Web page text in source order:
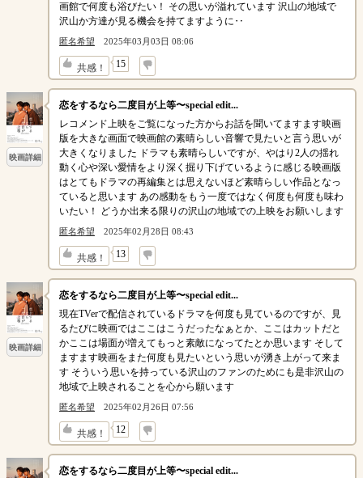
画館で何度も浴びたい！ その思いが溢れています 沢山の地域で
沢山か方達が見る機会を持てますように‥
匿名希望 2025年03月03日 08:06
共感！ 15
↓
映画詳細
恋をするなら二度目が上等〜special edit...
レコメンド上映をご覧になった方からお話を聞いてますます映画
版を大きな画面で映画館の素晴らしい音響で見たいと言う思いが
大きくなりました ドラマも素晴らしいですが、やはり2人の揺れ
動く心や深い愛情をより深く掘り下げているように感じる映画版
はとてもドラマの再編集とは思えないほど素晴らしい作品となっ
ていると思います あの感動をもう一度ではなく何度も何度も味わ
いたい！ どうか出来る限りの沢山の地域での上映をお願いします
匿名希望 2025年02月28日 08:43
共感！ 13
↓
映画詳細
恋をするなら二度目が上等〜special edit...
現在TVerで配信されているドラマを何度も見ているのですが、見
るたびに映画ではここはこうだったなぁとか、ここはカットだと
かここは場面が増えてもっと素敵になってたとか思います そして
ますます映画をまた何度も見たいという思いが湧き上がって来ま
す そういう思いを持っている沢山のファンのためにも是非沢山の
地域で上映されることを心から願います
匿名希望 2025年02月26日 07:56
共感！ 12
↓
恋をするなら二度目が上等〜special edit...